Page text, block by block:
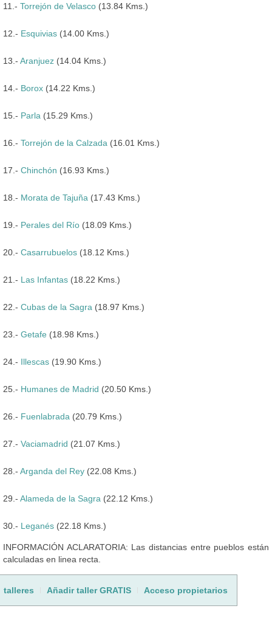
11.- Torrejón de Velasco (13.84 Kms.)
12.- Esquivias (14.00 Kms.)
13.- Aranjuez (14.04 Kms.)
14.- Borox (14.22 Kms.)
15.- Parla (15.29 Kms.)
16.- Torrejón de la Calzada (16.01 Kms.)
17.- Chinchón (16.93 Kms.)
18.- Morata de Tajuña (17.43 Kms.)
19.- Perales del Río (18.09 Kms.)
20.- Casarrubuelos (18.12 Kms.)
21.- Las Infantas (18.22 Kms.)
22.- Cubas de la Sagra (18.97 Kms.)
23.- Getafe (18.98 Kms.)
24.- Illescas (19.90 Kms.)
25.- Humanes de Madrid (20.50 Kms.)
26.- Fuenlabrada (20.79 Kms.)
27.- Vaciamadrid (21.07 Kms.)
28.- Arganda del Rey (22.08 Kms.)
29.- Alameda de la Sagra (22.12 Kms.)
30.- Leganés (22.18 Kms.)
INFORMACIÓN ACLARATORIA: Las distancias entre pueblos están
calculadas en linea recta.
talleres Añadir taller GRATIS Acceso propietarios